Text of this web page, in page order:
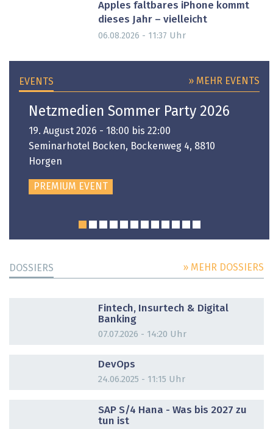
Apples faltbares iPhone kommt
dieses Jahr – vielleicht
06.08.2026 - 11:37 Uhr
EVENTS » MEHR EVENTS
Netzmedien Sommer Party 2026
19. August 2026 - 18:00 bis 22:00
Seminarhotel Bocken, Bockenweg 4, 8810
Horgen
PREMIUM EVENT
DOSSIERS » MEHR DOSSIERS
Fintech, Insurtech & Digital
Banking
07.07.2026 - 14:20 Uhr
DevOps
24.06.2025 - 11:15 Uhr
SAP S/4 Hana - Was bis 2027 zu
tun ist